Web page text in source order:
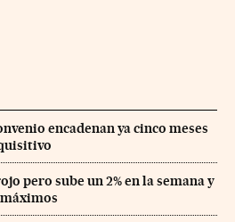
encadenan ya cinco meses
pero sube un 2% en la semana y